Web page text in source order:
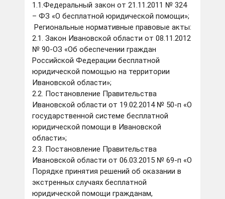
1.1.Федеральный закон от 21.11.2011 № 324
– ФЗ «О бесплатной юридической помощи»;
Региональные нормативные правовые акты:
2.1. Закон Ивановской области от 08.11.2012
№ 90-ОЗ «Об обеспечении граждан
Российской Федерации бесплатной
юридической помощью на территории
Ивановской области»;
2.2. Постановление Правительства
Ивановской области от 19.02.2014 № 50-п «О
государственной системе бесплатной
юридической помощи в Ивановской
области»;
2.3. Постановление Правительства
Ивановской области от 06.03.2015 № 69-п «О
Порядке принятия решений об оказании в
экстренных случаях бесплатной
юридической помощи гражданам,